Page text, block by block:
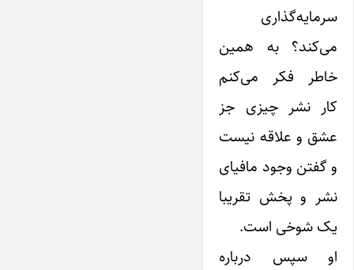
سرمایه‌گذاری
می‌کند؟ به همین
خاطر فکر می‌کنم
کار نشر چیزی جز
عشق و علاقه نیست
و گفتن وجود مافیای
نشر و پخش تقریبا
یک شوخی است.
او سپس درباره